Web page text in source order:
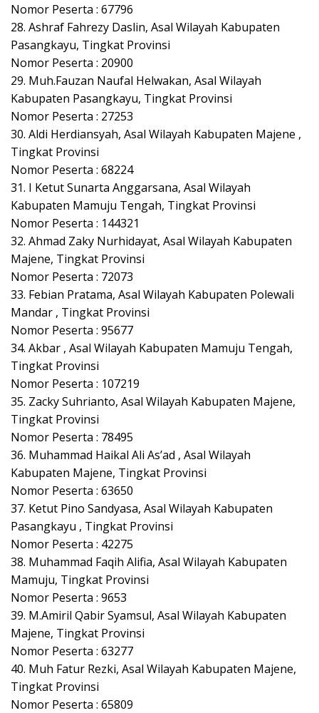
Nomor Peserta : 67796
28. Ashraf Fahrezy Daslin, Asal Wilayah Kabupaten
Pasangkayu, Tingkat Provinsi
Nomor Peserta : 20900
29. Muh.Fauzan Naufal Helwakan, Asal Wilayah
Kabupaten Pasangkayu, Tingkat Provinsi
Nomor Peserta : 27253
30. Aldi Herdiansyah, Asal Wilayah Kabupaten Majene ,
Tingkat Provinsi
Nomor Peserta : 68224
31. I Ketut Sunarta Anggarsana, Asal Wilayah
Kabupaten Mamuju Tengah, Tingkat Provinsi
Nomor Peserta : 144321
32. Ahmad Zaky Nurhidayat, Asal Wilayah Kabupaten
Majene, Tingkat Provinsi
Nomor Peserta : 72073
33. Febian Pratama, Asal Wilayah Kabupaten Polewali
Mandar , Tingkat Provinsi
Nomor Peserta : 95677
34. Akbar , Asal Wilayah Kabupaten Mamuju Tengah,
Tingkat Provinsi
Nomor Peserta : 107219
35. Zacky Suhrianto, Asal Wilayah Kabupaten Majene,
Tingkat Provinsi
Nomor Peserta : 78495
36. Muhammad Haikal Ali As’ad , Asal Wilayah
Kabupaten Majene, Tingkat Provinsi
Nomor Peserta : 63650
37. Ketut Pino Sandyasa, Asal Wilayah Kabupaten
Pasangkayu , Tingkat Provinsi
Nomor Peserta : 42275
38. Muhammad Faqih Alifia, Asal Wilayah Kabupaten
Mamuju, Tingkat Provinsi
Nomor Peserta : 9653
39. M.Amiril Qabir Syamsul, Asal Wilayah Kabupaten
Majene, Tingkat Provinsi
Nomor Peserta : 63277
40. Muh Fatur Rezki, Asal Wilayah Kabupaten Majene,
Tingkat Provinsi
Nomor Peserta : 65809